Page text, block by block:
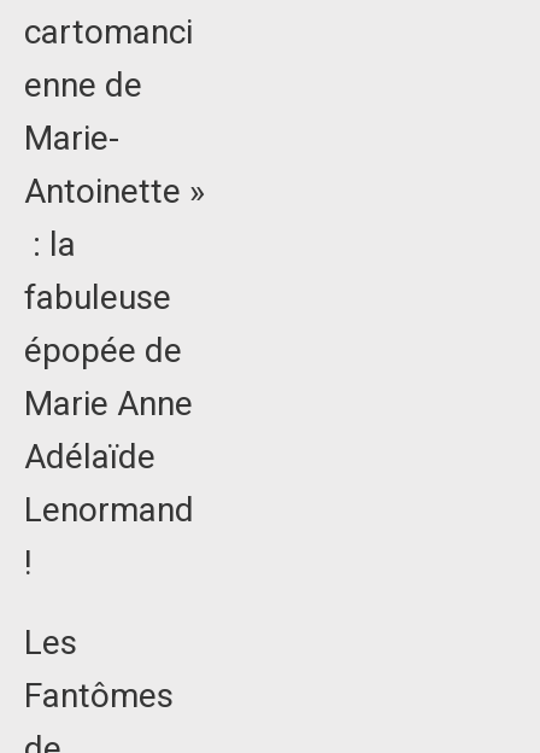
cartomanci
enne de
Marie-
Antoinette »
: la
fabuleuse
épopée de
Marie Anne
Adélaïde
Lenormand
!
Les
Fantômes